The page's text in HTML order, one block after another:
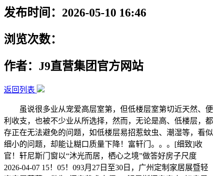
发布时间：2026-05-10 16:46
浏览次数：
作者：J9直营集团官方网站
返回列表
虽说很多业从宠爱高层室第，但低楼层室第切近天然、便
利收支，也被不少业从所选择，然而，无论是高、低楼层，都
存正在无法避免的问题，如低楼层易招惹蚊虫、潮湿等，看似
细小的问题，却能让糊口质量下降！富轩门。。。[细致]收
官！轩尼斯门窗以“沐光而居，栖心之境”做答好房子尺度
2026-04-07 15！05！093月27日至30日，广州定制家居展暨轻